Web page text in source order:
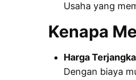
Usaha yang
Kenapa
Harga
Dengan biaya